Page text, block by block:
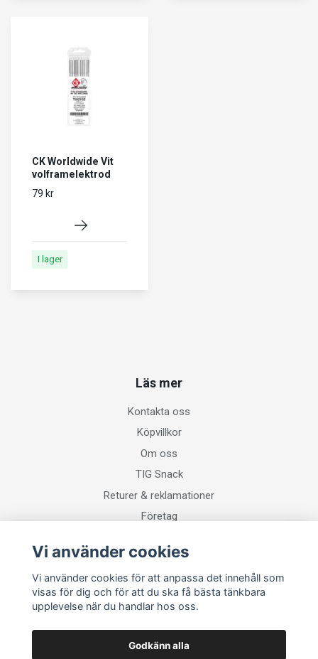
CK Worldwide Vit
volframelektrod
79 kr
I lager
Läs mer
Kontakta oss
Köpvillkor
Om oss
TIG Snack
Returer & reklamationer
Företag
Vi använder cookies
Vi använder cookies för att anpassa det innehåll som
visas för dig och för att du ska få bästa tänkbara
upplevelse när du handlar hos oss.
Godkänn alla